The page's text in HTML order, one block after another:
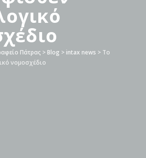
Πάτρας > Blog > intax news > Το
νομοσχέδιο